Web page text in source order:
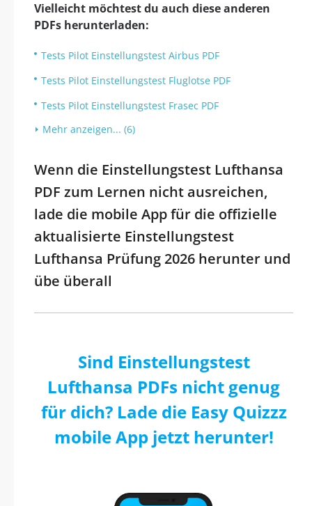
Vielleicht möchtest du auch diese anderen
PDFs herunterladen:
Tests Pilot Einstellungstest Airbus PDF
Tests Pilot Einstellungstest Fluglotse PDF
Tests Pilot Einstellungstest Frasec PDF
Mehr anzeigen... (6)
Wenn die Einstellungstest Lufthansa
PDF zum Lernen nicht ausreichen,
lade die mobile App für die offizielle
aktualisierte Einstellungstest
Lufthansa Prüfung 2026 herunter und
übe überall
Sind Einstellungstest
Lufthansa PDFs nicht genug
für dich? Lade die Easy Quizzz
mobile App jetzt herunter!